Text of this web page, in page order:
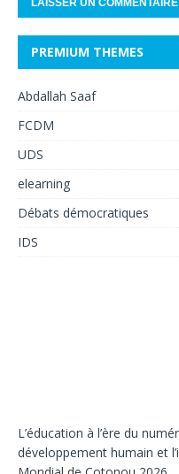
PREMIUM THEMES
Abdallah Saaf
FCDM
UDS
elearning
Débats démocratiques
IDS
L’éducation à l’ère du
développement humain et